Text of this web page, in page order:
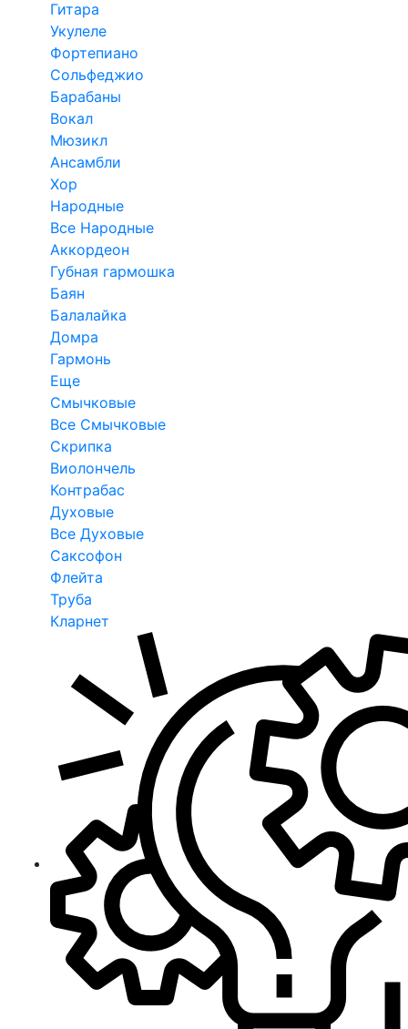
Гитара
Укулеле
Фортепиано
Сольфеджио
Барабаны
Вокал
Мюзикл
Ансамбли
Хор
Народные
Все Народные
Аккордеон
Губная гармошка
Баян
Балалайка
Домра
Гармонь
Еще
Смычковые
Все Смычковые
Скрипка
Виолончель
Контрабас
Духовые
Все Духовые
Саксофон
Флейта
Труба
Кларнет